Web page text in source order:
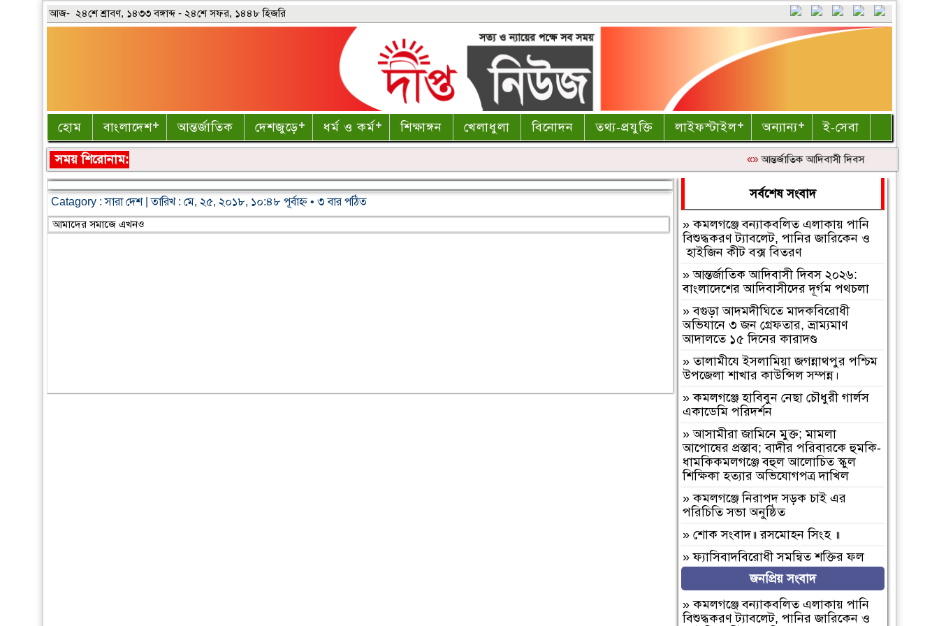
আজ- ২৪শে শ্রাবণ, ১৪৩৩ বঙ্গাব্দ - ২৪শে সফর, ১৪৪৮ হিজরি
হোম বাংলাদেশ আন্তর্জাতিক দেশজুড়ে ধর্ম ও কর্ম শিক্ষাঙ্গন খেলাধুলা বিনোদন তথ্য-প্রযুক্তি লাইফস্টাইল অন্যান্য ই-সেবা
সময় শিরোনাম: «»আন্তর্জাতিক আদিবাসী দিবস ২০২৬:
Catagory :সারা দেশ| তারিখ : মে, ২৫, ২০১৮, ১০:৪৮ পূর্বাহ্ণ • ৩ বার পঠিত
আমাদের সমাজে এখনও
সর্বশেষ সংবাদ
»কমলগঞ্জে বন্যাকবলিত এলাকায় পানি
বিশুদ্ধকরণ ট্যাবলেট, পানির জারিকেন ও
হাইজিন কীট বক্স বিতরণ
»আন্তর্জাতিক আদিবাসী দিবস ২০২৬:
বাংলাদেশের আদিবাসীদের দূর্গম পথচলা
»বগুড়া আদমদীঘিতে মাদকবিরোধী
অভিযানে ৩ জন গ্রেফতার, ভ্রাম্যমাণ
আদালতে ১৫ দিনের কারাদণ্ড
»‎তালামীযে ইসলামিয়া জগন্নাথপুর পশ্চিম
উপজেলা শাখার কাউন্সিল সম্পন্ন।
»কমলগঞ্জে হাবিবুন নেছা চৌধুরী গার্লস
একাডেমি পরিদর্শন
»আসামীরা জামিনে মুক্ত; মামলা
আপোষের প্রস্তাব; বাদীর পরিবারকে হুমকি-
ধামকিকমলগঞ্জে বহুল আলোচিত স্কুল
শিক্ষিকা হত্যার অভিযোগপত্র দাখিল
»কমলগঞ্জে নিরাপদ সড়ক চাই এর
পরিচিতি সভা অনুষ্ঠিত
»শোক সংবাদ॥ রসমোহন সিংহ ॥
»ফ্যাসিবাদবিরোধী সমন্বিত শক্তির ফল
জুলাই আন্দোলন: রেদোয়ান মাজহারি
»বগুড়া আদমদীঘিতে হিন্দু গৃহবধূকে
শ্লীলতাহানির চেষ্টার অভিযোগে গ্রেপ্তার-১
জনপ্রিয় সংবাদ
»কমলগঞ্জে বন্যাকবলিত এলাকায় পানি
বিশুদ্ধকরণ ট্যাবলেট, পানির জারিকেন ও